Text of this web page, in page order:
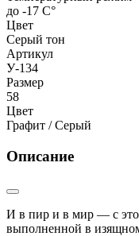
до -17 С°
Цвет
Серый тон
Артикул
У-134
Размер
58
Цвет
Графит / Серый
Описание
И в пир и в мир — с
выполненной в